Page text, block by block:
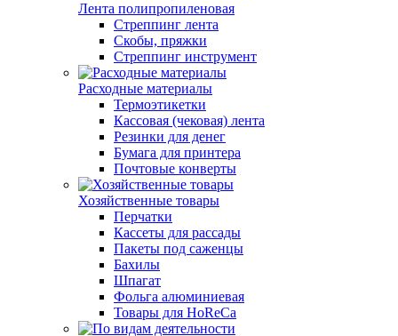
Лента полипропиленовая
Стреппинг лента
Скобы, пряжки
Стреппинг инструмент
Расходные материалы
Термоэтикетки
Кассовая (чековая) лента
Резинки для денег
Бумага для принтера
Почтовые конверты
Хозяйственные товары
Перчатки
Кассеты для рассады
Пакеты под саженцы
Бахилы
Шпагат
Фольга алюминиевая
Товары для HoReCa